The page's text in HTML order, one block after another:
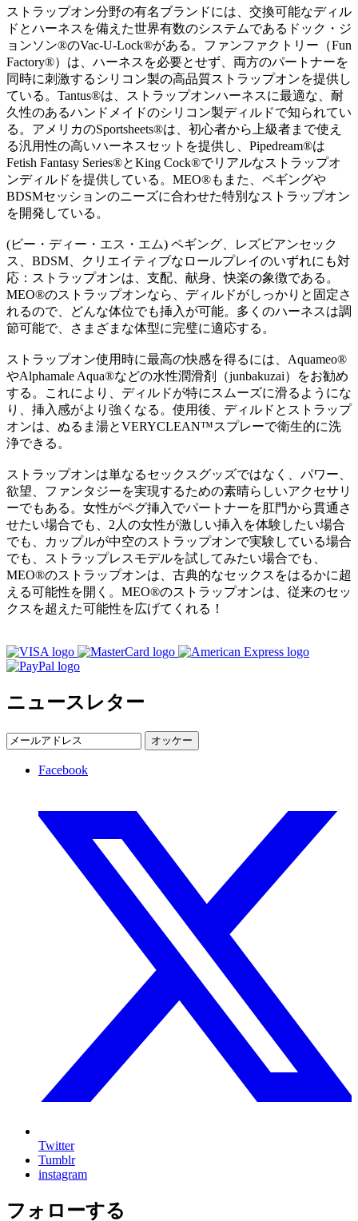
ストラップオン分野の有名ブランドには、交換可能なディル
ドとハーネスを備えた世界有数のシステムであるドック・ジ
ョンソン®のVac-U-Lock®がある。ファンファクトリー（Fun
Factory®）は、ハーネスを必要とせず、両方のパートナーを
同時に刺激するシリコン製の高品質ストラップオンを提供し
ている。Tantus®は、ストラップオンハーネスに最適な、耐
久性のあるハンドメイドのシリコン製ディルドで知られてい
る。アメリカのSportsheets®は、初心者から上級者まで使え
る汎用性の高いハーネスセットを提供し、Pipedream®は
Fetish Fantasy Series®とKing Cock®でリアルなストラップオ
ンディルドを提供している。MEO®もまた、ペギングや
BDSMセッションのニーズに合わせた特別なストラップオン
を開発している。
(ビー・ディー・エス・エム) ペギング、レズビアンセック
ス、BDSM、クリエイティブなロールプレイのいずれにも対
応：ストラップオンは、支配、献身、快楽の象徴である。
MEO®のストラップオンなら、ディルドがしっかりと固定さ
れるので、どんな体位でも挿入が可能。多くのハーネスは調
節可能で、さまざまな体型に完璧に適応する。
ストラップオン使用時に最高の快感を得るには、Aquameo®
やAlphamale Aqua®などの水性潤滑剤（junbakuzai）をお勧め
する。これにより、ディルドが特にスムーズに滑るようにな
り、挿入感がより強くなる。使用後、ディルドとストラップ
オンは、ぬるま湯とVERYCLEAN™スプレーで衛生的に洗
浄できる。
ストラップオンは単なるセックスグッズではなく、パワー、
欲望、ファンタジーを実現するための素晴らしいアクセサリ
ーでもある。女性がペグ挿入でパートナーを肛門から貫通さ
せたい場合でも、2人の女性が激しい挿入を体験したい場合
でも、カップルが中空のストラップオンで実験している場合
でも、ストラップレスモデルを試してみたい場合でも、
MEO®のストラップオンは、古典的なセックスをはるかに超
える可能性を開く。MEO®のストラップオンは、従来のセッ
クスを超えた可能性を広げてくれる！
ニュースレター
オッケー
Facebook
Twitter
Tumblr
instagram
フォローする